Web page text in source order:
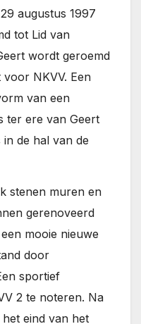
augustus 1997
tot Lid van
wordt geroemd
NKVV. Een
van een
ter ere van Geert
de hal van de
stenen muren en
gerenoveerd
mooie nieuwe
door
sportief
2 te noteren. Na
het eind van het